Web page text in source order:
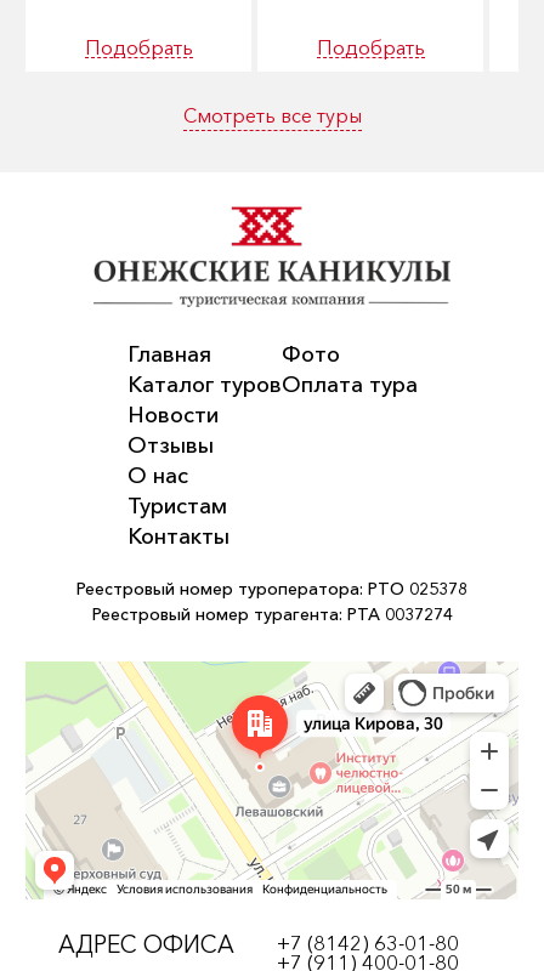
Подобрать Подобрать
Смотреть все туры
Главная
Каталог туров
Новости
Отзывы
О нас
Туристам
Контакты
Фото
Оплата тура
Реестровый номер туроператора: РТО 025378
Реестровый номер турагента: РТА 0037274
+7 (8142) 63-01-80
+7 (911) 400-01-80
АДРЕС ОФИСА